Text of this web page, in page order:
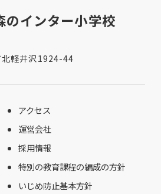
のインター小学校
軽井沢1924-44
アクセス
運営会社
採用情報
特別の教育課程の編成の方針
いじめ防止基本方針